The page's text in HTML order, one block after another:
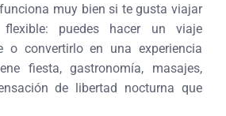
muy bien si te gusta viajar
flexible: puedes hacer un viaje
o convertirlo en una experiencia
fiesta, gastronomía, masajes,
de libertad nocturna que